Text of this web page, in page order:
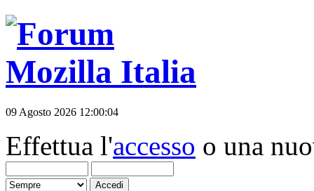
09 Agosto 2026 12:00:04
Effettua l'accesso o una